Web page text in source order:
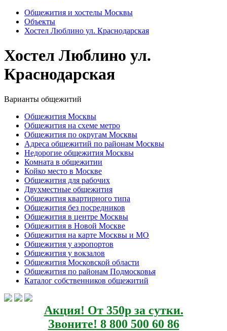
Общежития и хостелы Москвы
Объекты
Хостел Люблино ул. Краснодарская
Хостел Люблино ул.
Краснодарская
Варианты общежитий
Общежития Москвы
Общежития на схеме метро
Общежития по округам Москвы
Адреса общежитий по районам Москвы
Недорогие общежития Москвы
Комната в общежитии
Койко место в Москве
Общежития для рабочих
Двухместные общежития
Общежития квартирного типа
Общежития без посредников
Общежития в центре Москвы
Общежития в Новой Москве
Общежития на карте Москвы и МО
Общежития у аэропортов
Общежития у вокзалов
Общежития Московской области
Общежития по районам Подмосковья
Каталог собственников общежитий
Акция! От 350р за сутки.
Звоните! 8 800 500 60 86